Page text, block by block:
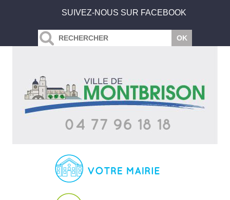
SUIVEZ-NOUS SUR FACEBOOK